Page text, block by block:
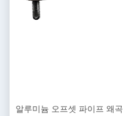
알루미늄 오프셋 파이프 왜곡